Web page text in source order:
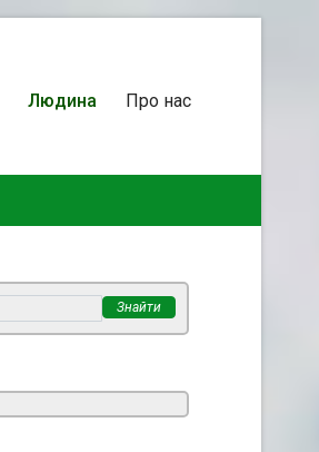
Людина Про нас
Знайти